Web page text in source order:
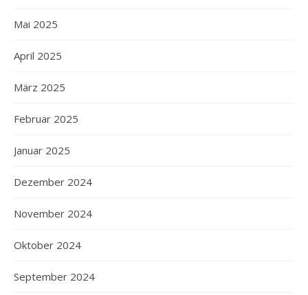
Mai 2025
April 2025
März 2025
Februar 2025
Januar 2025
Dezember 2024
November 2024
Oktober 2024
September 2024